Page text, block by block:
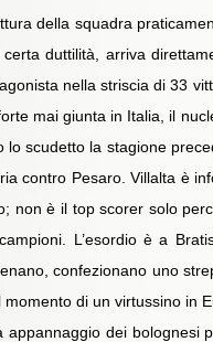
della squadra
certa duttilità, arriva
nella striscia di 33
mai giunta in Italia, il
lo scudetto la stagione
contro Pesaro. Villalta è
non è il top scorer solo
L’esordio è a
confezionano uno
momento di un virtussino in
appannaggio dei bolognesi